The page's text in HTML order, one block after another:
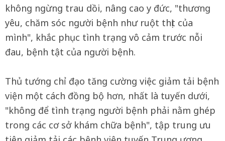
không ngừng trau dồi, nâng cao y đức, "thương
yêu, chăm sóc người bệnh như ruột thịt của
mình", khắc phục tình trạng vô cảm trước nỗi
đau, bệnh tật của người bệnh.
Thủ tướng chỉ đạo tăng cường việc giảm tải bệnh
viện một cách đồng bộ hơn, nhất là tuyến dưới,
"không để tình trạng người bệnh phải nằm ghép
trong các cơ sở khám chữa bệnh", tập trung ưu